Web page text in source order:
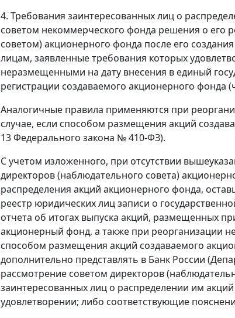
4. Требования заинтересованных лиц о
советом некоммерческого фонда решения о его
советом) акционерного фонда после его
лицам, заявленные требования которых
неразмещенными на дату внесения в единый
регистрации создаваемого акционерного фонда
Аналогичные правила применяются при
случае, если способом размещения акций
13 Федерального закона № 410-ФЗ).
С учетом изложенного, при отсутствии
директоров (наблюдательного совета)
распределения акций акционерного фонда,
реестр юридических лиц записи о
отчета об итогах выпуска акций, размещенных
акционерный фонд, а также при реорганизации
способом размещения акций создаваемого
дополнительно представлять в Банк России
рассмотрение советом директоров
заинтересованных лиц о распределении им
удовлетворении; либо соответствующие